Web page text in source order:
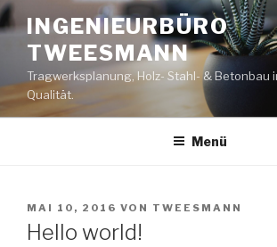
Zum
Inhalt
springen
INGENIEURBÜRO
TWEESMANN
Tragwerksplanung, Holz- Stahl- & Betonbau
Qualität.
Menü
VERÖFFENTLICHT
AM
MAI 10, 2016 VON TWEESMANN
Hello world!